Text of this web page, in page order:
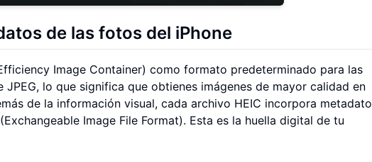
de las fotos del iPhone
Image Container) como formato predeterminado para las
lo que significa que obtienes imágenes de mayor calidad en
de la información visual, cada archivo HEIC incorpora
Image File Format). Esta es la huella digital de tu